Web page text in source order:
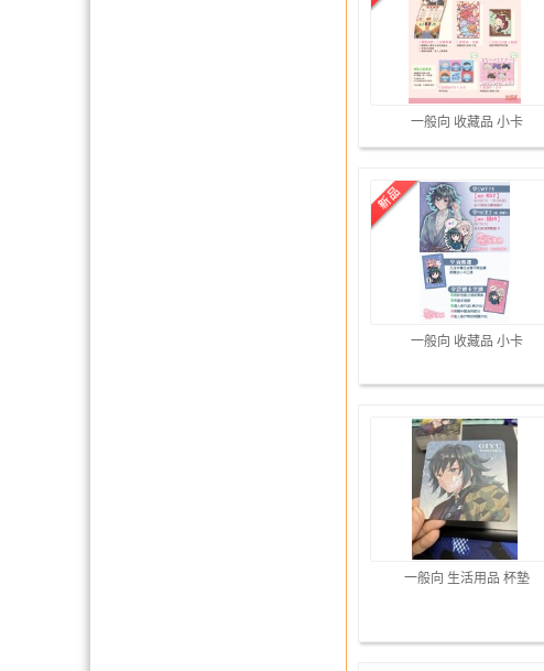
一般向 收藏品 小卡
一般向 收藏品 小卡
一般向 生活用品 杯墊